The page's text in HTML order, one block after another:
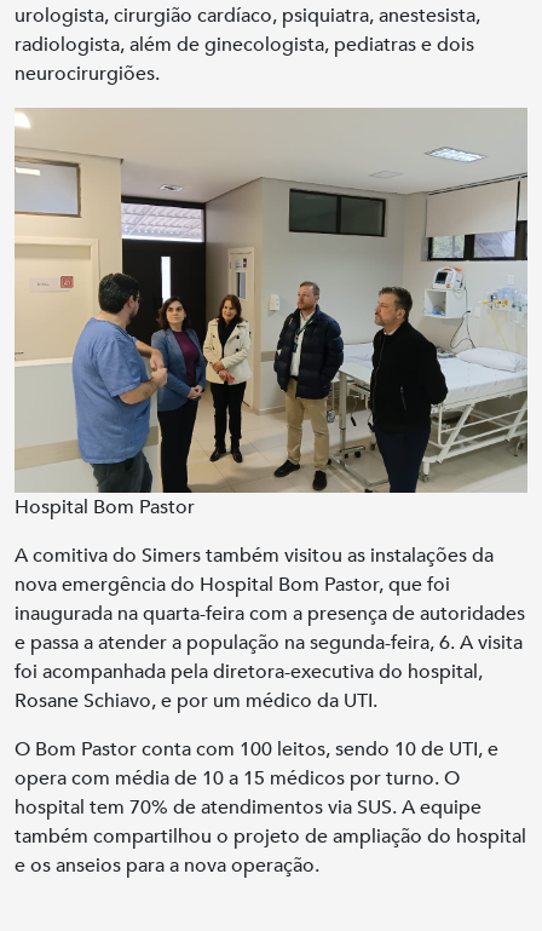
urologista, cirurgião cardíaco, psiquiatra, anestesista,
radiologista, além de ginecologista, pediatras e dois
neurocirurgiões.
Hospital Bom Pastor
A comitiva do Simers também visitou as instalações da
nova emergência do Hospital Bom Pastor, que foi
inaugurada na quarta-feira com a presença de autoridades
e passa a atender a população na segunda-feira, 6. A visita
foi acompanhada pela diretora-executiva do hospital,
Rosane Schiavo, e por um médico da UTI.
O Bom Pastor conta com 100 leitos, sendo 10 de UTI, e
opera com média de 10 a 15 médicos por turno. O
hospital tem 70% de atendimentos via SUS. A equipe
também compartilhou o projeto de ampliação do hospital
e os anseios para a nova operação.